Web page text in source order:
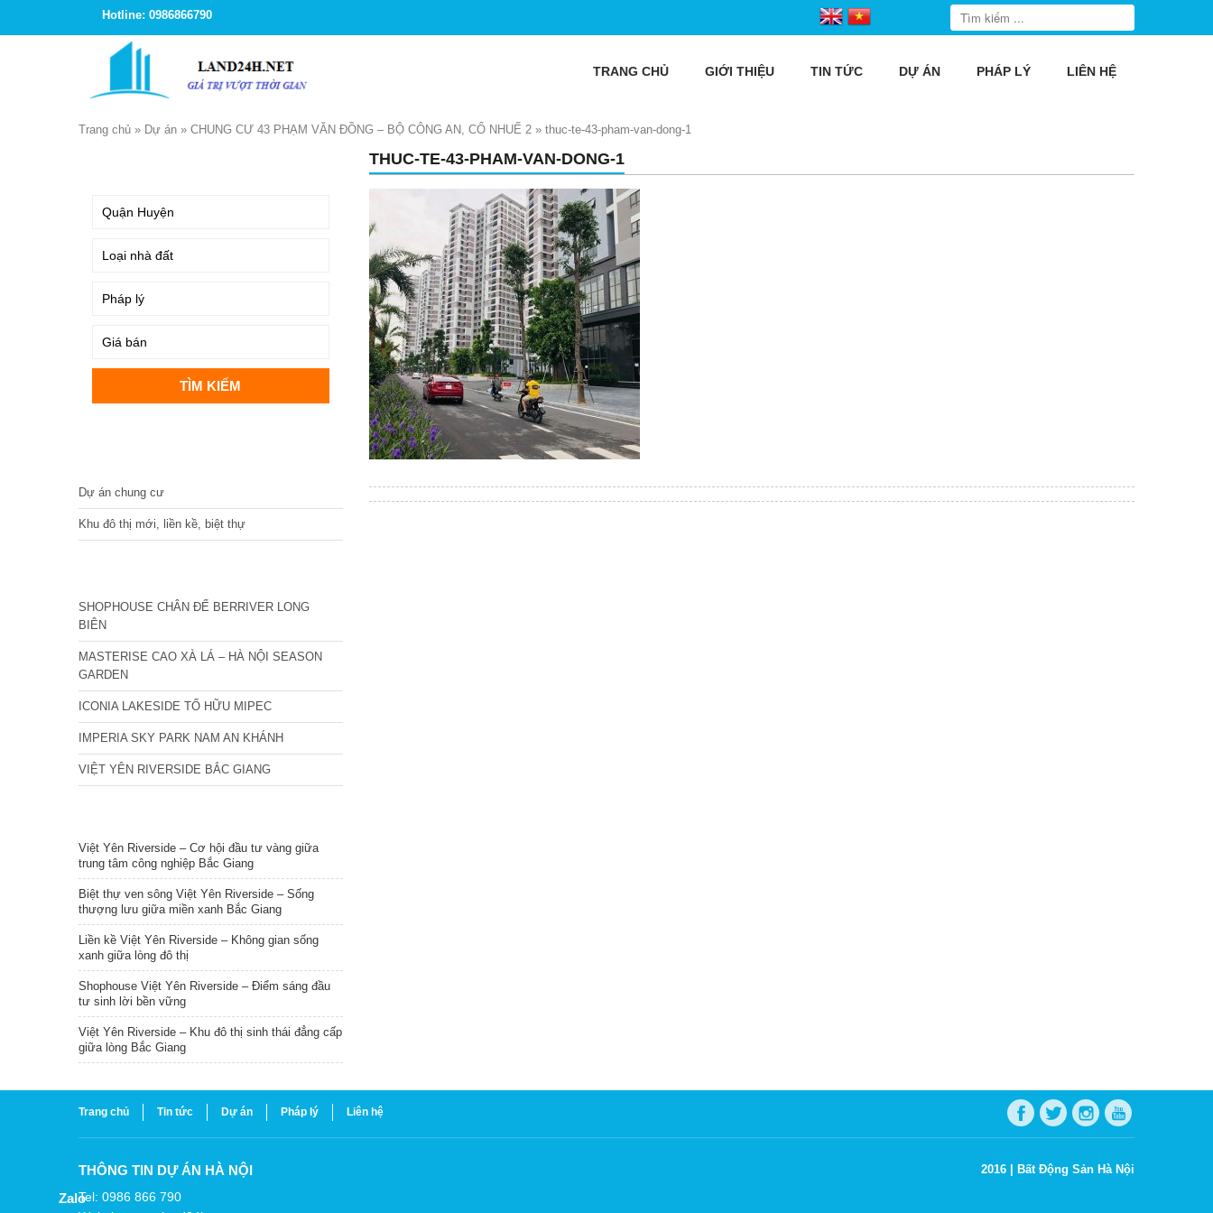
Hotline: 0986866790
TRANG CHỦ GIỚI THIỆU TIN TỨC DỰ ÁN PHÁP LÝ LIÊN HỆ
Trang chủ » Dự án » CHUNG CƯ 43 PHẠM VĂN ĐỒNG – BỘ CÔNG AN, CỔ NHUẾ 2 » thuc-te-43-pham-van-dong-1
THUC-TE-43-PHAM-VAN-DONG-1
Dự án chung cư
Khu đô thị mới, liền kề, biệt thự
SHOPHOUSE CHÂN ĐẾ BERRIVER LONG
BIÊN
MASTERISE CAO XÀ LÁ – HÀ NỘI SEASON
GARDEN
ICONIA LAKESIDE TỐ HỮU MIPEC
IMPERIA SKY PARK NAM AN KHÁNH
VIỆT YÊN RIVERSIDE BẮC GIANG
Việt Yên Riverside – Cơ hội đầu tư vàng giữa
trung tâm công nghiệp Bắc Giang
Biệt thự ven sông Việt Yên Riverside – Sống
thượng lưu giữa miền xanh Bắc Giang
Liền kề Việt Yên Riverside – Không gian sống
xanh giữa lòng đô thị
Shophouse Việt Yên Riverside – Điểm sáng đầu
tư sinh lời bền vững
Việt Yên Riverside – Khu đô thị sinh thái đẳng cấp
giữa lòng Bắc Giang
Trang chủ Tin tức Dự án Pháp lý Liên hệ
THÔNG TIN DỰ ÁN HÀ NỘI
Tel: 0986 866 790
2016 | Bất Động Sản Hà Nội
Zalo